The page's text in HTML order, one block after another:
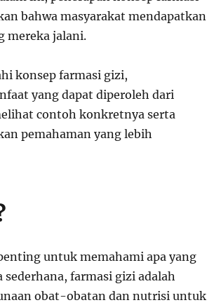
bahwa masyarakat mendapatkan
mereka jalani.
konsep farmasi gizi,
yang dapat diperoleh dari
contoh konkretnya serta
pemahaman yang lebih
untuk memahami apa yang
sederhana, farmasi gizi adalah
obat-obatan dan nutrisi untuk